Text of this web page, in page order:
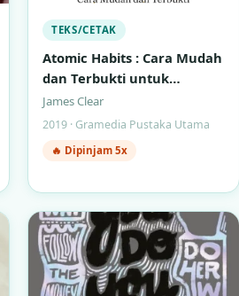
TEKS/CETAK
Atomic Habits : Cara Mudah
dan Terbukti untuk
Membentuk Kebiasaan Baik
dan Menghilangkan
Kebiasaan Buruk
James Clear
2019 · Gramedia Pustaka Utama
🔥 Dipinjam 5x